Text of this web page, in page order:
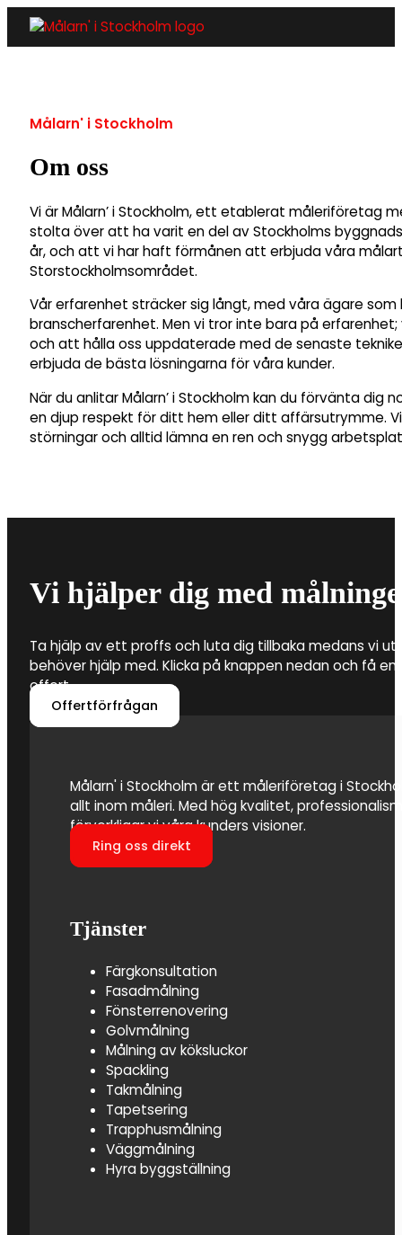
Målarn' i Stockholm
Om oss
Vi är Målarn’ i Stockholm, ett etablerat måleriföretag
stolta över att ha varit en del av Stockholms
år, och att vi har haft förmånen att erbjuda våra
Storstockholmsområdet.
Vår erfarenhet sträcker sig långt, med våra ägare
branscherfarenhet. Men vi tror inte bara på
och att hålla oss uppdaterade med de senaste
erbjuda de bästa lösningarna för våra kunder.
När du anlitar Målarn’ i Stockholm kan du förvänta dig
en djup respekt för ditt hem eller ditt affärsutrymme.
störningar och alltid lämna en ren och snygg
Vi hjälper dig med
Ta hjälp av ett proffs och luta dig tillbaka medans vi
behöver hjälp med. Klicka på knappen nedan och få
offert.
Offertförfrågan
Målarn' i Stockholm är ett måleriföretag i
allt inom måleri. Med hög kvalitet,
förverkligar vi våra kunders visioner.
Ring oss direkt
Tjänster
Färgkonsultation
Fasadmålning
Fönsterrenovering
Golvmålning
Målning av köksluckor
Spackling
Takmålning
Tapetsering
Trapphusmålning
Väggmålning
Hyra byggställning